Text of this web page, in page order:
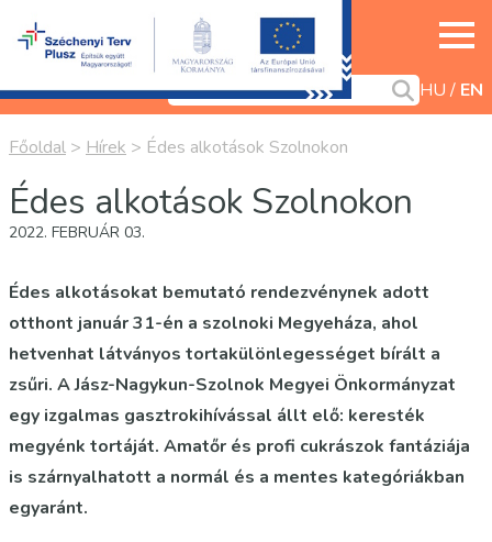
HU EN
Főoldal > Hírek > Édes alkotások Szolnokon
Édes alkotások Szolnokon
2022. FEBRUÁR 03.
Édes alkotásokat bemutató rendezvénynek adott
otthont január 31-én a szolnoki Megyeháza, ahol
hetvenhat látványos tortakülönlegességet bírált a
zsűri. A Jász-Nagykun-Szolnok Megyei Önkormányzat
egy izgalmas gasztrokihívással állt elő: keresték
megyénk tortáját. Amatőr és profi cukrászok fantáziája
is szárnyalhatott a normál és a mentes kategóriákban
egyaránt.